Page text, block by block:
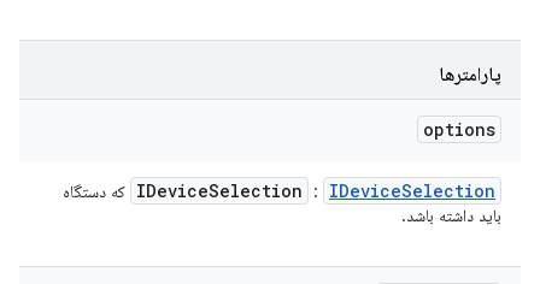
پارامترها
options
IDeviceSelection : IDeviceSelection
که دستگاه
باید داشته باشد.